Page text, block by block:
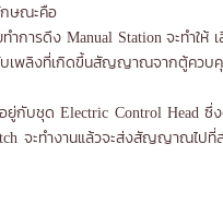
Station จะทำให้ เสียง
ดับเพลิงที่เกิดขึ้นสัญญาณจ
ยู่กับชุด Electric Control Head ซึ่
จะทำงานแล้วจะส่งสัญญาณไป